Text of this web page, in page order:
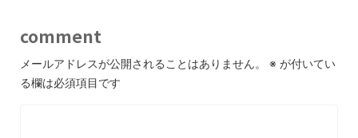
comment
メールアドレスが公開されることはありません。 ※ が付いてい
る欄は必須項目です